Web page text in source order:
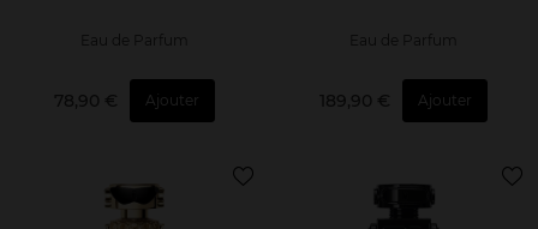
Eau de Parfum
78,90 € Ajouter
Eau de Parfum
189,90 € Ajouter